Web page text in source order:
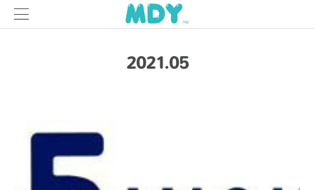
2021.05